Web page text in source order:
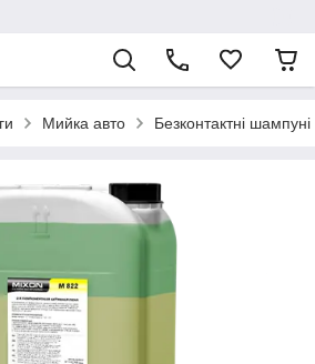
Мийка авто Безконтактні шампуні